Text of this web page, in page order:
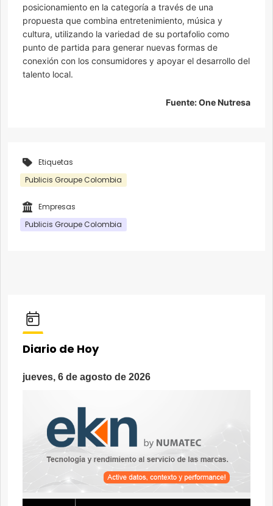
posicionamiento en la categoría a través de una
propuesta que combina entretenimiento, música y
cultura, utilizando la variedad de su portafolio como
punto de partida para generar nuevas formas de
conexión con los consumidores y apoyar el desarrollo del
talento local.
Fuente: One Nutresa
Etiquetas
Publicis Groupe Colombia
Empresas
Publicis Groupe Colombia
Diario de Hoy
jueves, 6 de agosto de 2026